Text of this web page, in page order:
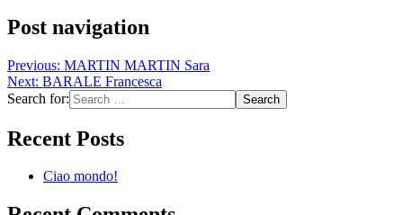
Post navigation
Previous: MARTIN MARTIN Sara
Next: BARALE Francesca
Search for:
Recent Posts
Ciao mondo!